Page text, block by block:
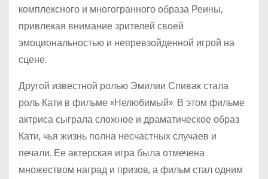
комплексного и многогранного образа Реины,
привлекая внимание зрителей своей
эмоциональностью и непревзойденной игрой на
сцене.
Другой известной ролью Эмилии Спивак стала
роль Кати в фильме «Нелюбимый». В этом фильме
актриса сыграла сложное и драматическое образ
Кати, чья жизнь полна несчастных случаев и
печали. Ее актерская игра была отмечена
множеством наград и призов, а фильм стал одним